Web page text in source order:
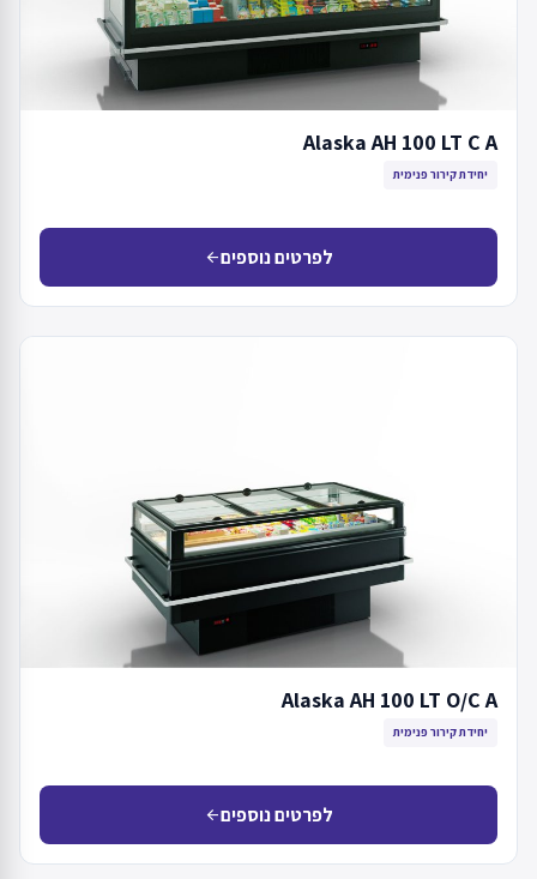
Alaska AH 100 LT C A
יחידת קירור פנימית
לפרטים נוספיםarrow_back
Alaska AH 100 LT O/C A
יחידת קירור פנימית
לפרטים נוספיםarrow_back